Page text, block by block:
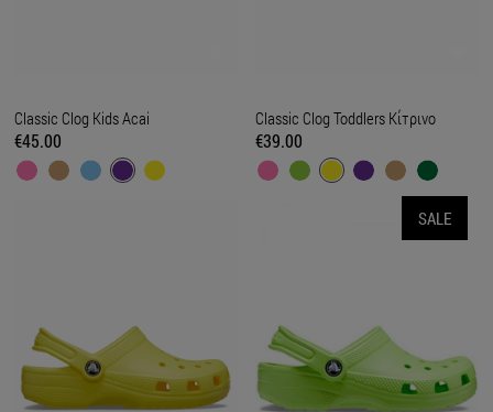
Classic Clog Kids Acai
€45.00
Classic Clog Toddlers Κίτρινο
€39.00
SALE